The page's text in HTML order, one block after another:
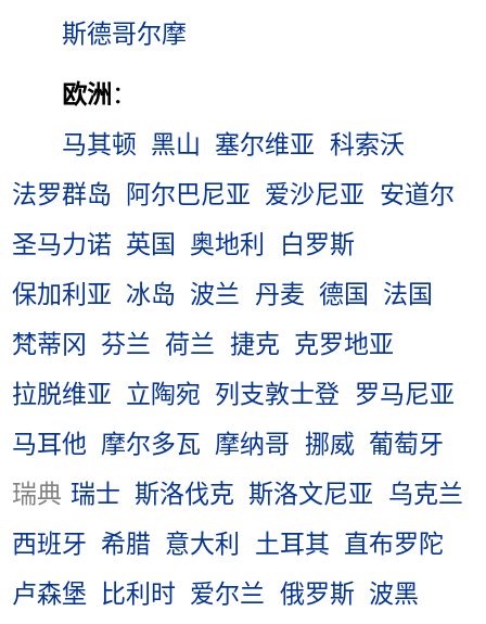
斯德哥尔摩
欧洲 ：
马其顿 黑山 塞尔维亚 科索沃
法罗群岛
阿尔巴尼亚 爱沙尼亚
安道尔
圣马力诺 英国 奥地利
白罗斯
保加利亚 冰岛 波兰 丹麦 德国
法国
梵蒂冈
芬兰 荷兰 捷克 克罗地亚
拉脱维亚
立陶宛 列支敦士登
罗马尼亚
马耳他 摩尔多瓦 摩纳哥 挪威 葡萄牙
瑞典 瑞士 斯洛伐克 斯洛文尼亚
乌克兰
西班牙 希腊 意大利 土耳其 直布罗陀
卢森堡
比利时 爱尔兰 俄罗斯 波黑